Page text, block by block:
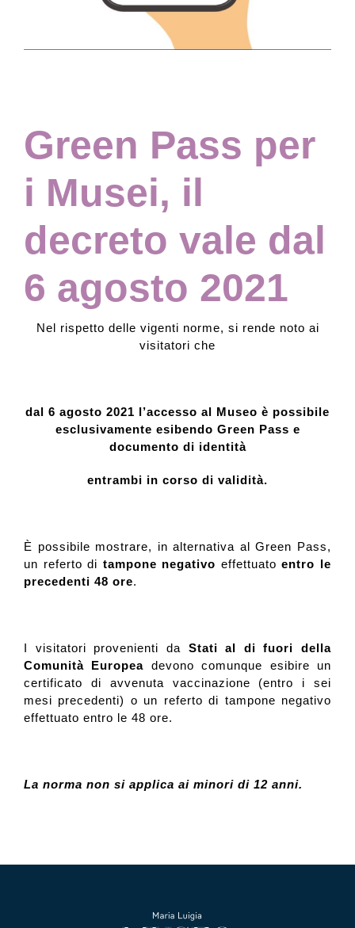
English
Green Pass per
i Musei, il
decreto vale dal
6 agosto 2021
Nel rispetto delle vigenti norme, si rende noto ai
visitatori che
dal 6 agosto 2021 l’accesso al Museo è possibile
esclusivamente esibendo Green Pass e
documento di identità
entrambi in corso di validità.
È possibile mostrare, in alternativa al Green Pass,
un referto di tampone negativo effettuatoentro le
precedenti 48 ore.
I visitatori provenienti da Stati al di fuori della
Comunità Europea devono comunque esibire un
certificato di avvenuta vaccinazione (entro i sei
mesi precedenti) o un referto di tampone negativo
effettuato entro le 48 ore.
La norma non si applica ai minori di 12 anni.